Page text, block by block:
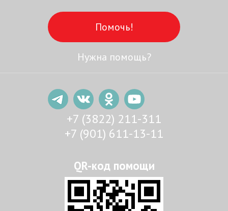
Помочь!
Нужна помощь?
+7 (3822) 211-311
+7 (901) 611-13-11